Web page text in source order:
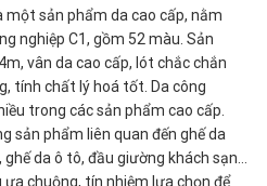
một sản phẩm da cao cấp, nằm
nghiệp C1, gồm 52 màu. Sản
vân da cao cấp, lót chắc chắn
tính chất lý hoá tốt. Da công
trong các sản phẩm cao cấp.
sản phẩm liên quan đến ghế da
da ô tô, đầu giường khách sạn…
chuộng, tín nhiệm lựa chọn để